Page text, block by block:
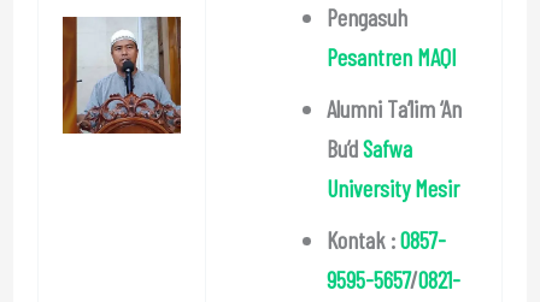
Pengasuh
Pesantren MAQI
Alumni Ta’lim ‘An
Bu’dSafwa
University Mesir
Kontak :0857-
9595-5657/0821-